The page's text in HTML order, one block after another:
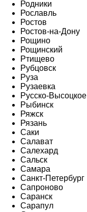
Родники
Рославль
Ростов
Ростов-на-Дону
Рощино
Рощинский
Ртищево
Рубцовск
Руза
Рузаевка
Русско-Высоцкое
Рыбинск
Ряжск
Рязань
Саки
Салават
Салехард
Сальск
Самара
Санкт-Петербург
Сапроново
Саранск
Сарапул